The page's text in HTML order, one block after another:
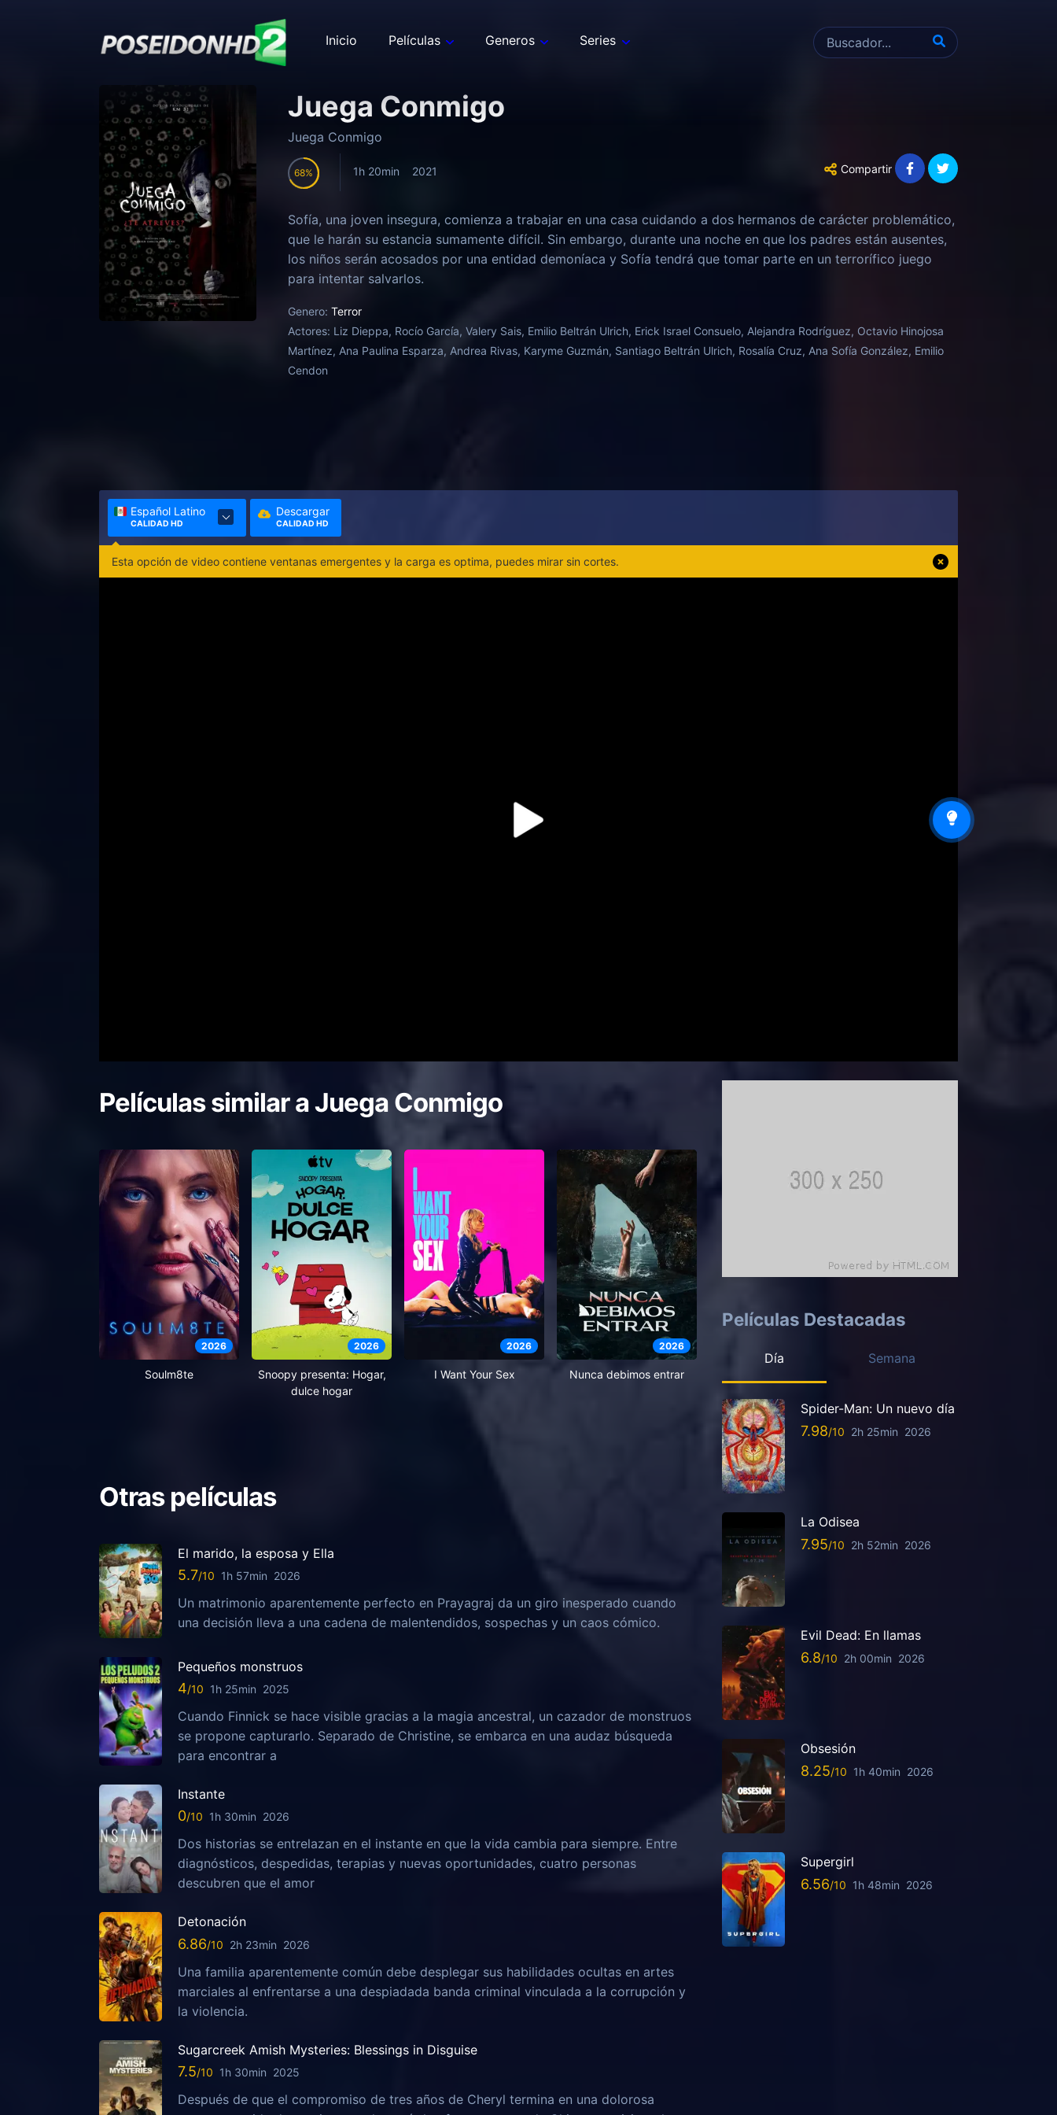
Inicio Películas Generos Series
Juega Conmigo
Juega Conmigo
68 1h 20min 2021 Compartir
Sofía, una joven insegura, comienza a trabajar en una casa cuidando a dos hermanos de carácter problemático,
que le harán su estancia sumamente difícil. Sin embargo, durante una noche en que los padres están ausentes,
los niños serán acosados por una entidad demoníaca y Sofía tendrá que tomar parte en un terrorífico juego
para intentar salvarlos.
Genero: Terror
Actores: Liz Dieppa, Rocío García, Valery Sais, Emilio Beltrán Ulrich, Erick Israel Consuelo, Alejandra Rodríguez, Octavio Hinojosa
Martínez, Ana Paulina Esparza, Andrea Rivas, Karyme Guzmán, Santiago Beltrán Ulrich, Rosalía Cruz, Ana Sofía González, Emilio
Cendon
Español Latino
CALIDAD HD
Descargar
CALIDAD HD
Esta opción de video contiene ventanas emergentes y la carga es optima, puedes mirar sin cortes.
Películas similar aJuega Conmigo
2026
Soulm8te
2026
Snoopy presenta: Hogar,
dulce hogar
2026
I Want Your Sex
2026
Nunca debimos entrar
Otras películas
El marido, la esposa y Ella
5.7 1h 57min 2026
Un matrimonio aparentemente perfecto en Prayagraj da un giro inesperado cuando
una decisión lleva a una cadena de malentendidos, sospechas y un caos cómico.
Pequeños monstruos
4 1h 25min 2025
Cuando Finnick se hace visible gracias a la magia ancestral, un cazador de monstruos
se propone capturarlo. Separado de Christine, se embarca en una audaz búsqueda
para encontrar a
Instante
0 1h 30min 2026
Dos historias se entrelazan en el instante en que la vida cambia para siempre. Entre
diagnósticos, despedidas, terapias y nuevas oportunidades, cuatro personas
descubren que el amor
Detonación
6.86 2h 23min 2026
Una familia aparentemente común debe desplegar sus habilidades ocultas en artes
marciales al enfrentarse a una despiadada banda criminal vinculada a la corrupción y
la violencia.
Sugarcreek Amish Mysteries: Blessings in Disguise
7.5 1h 30min 2025
Después de que el compromiso de tres años de Cheryl termina en una dolorosa
Películas Destacadas
Día Semana
Spider-Man: Un nuevo día
7.98 2h 25min 2026
La Odisea
7.95 2h 52min 2026
Evil Dead: En llamas
6.8 2h 00min 2026
Obsesión
8.25 1h 40min 2026
Supergirl
6.56 1h 48min 2026